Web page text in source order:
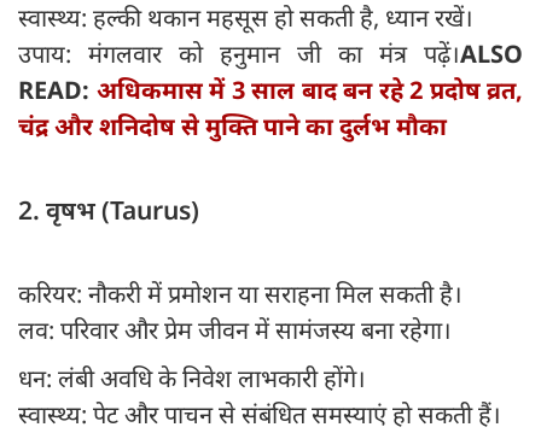
स्वास्थ्य: हल्की थकान महसूस हो सकती है, ध्यान रखें।
उपाय: मंगलवार को हनुमान जी का मंत्र पढ़ें।ALSO
READ: अधिकमास में 3 साल बाद बन रहे 2 प्रदोष व्रत,
चंद्र और शनिदोष से मुक्ति पाने का दुर्लभ मौका
2. वृषभ (Taurus)
करियर: नौकरी में प्रमोशन या सराहना मिल सकती है।
लव: परिवार और प्रेम जीवन में सामंजस्य बना रहेगा।
धन: लंबी अवधि के निवेश लाभकारी होंगे।
स्वास्थ्य: पेट और पाचन से संबंधित समस्याएं हो सकती हैं।